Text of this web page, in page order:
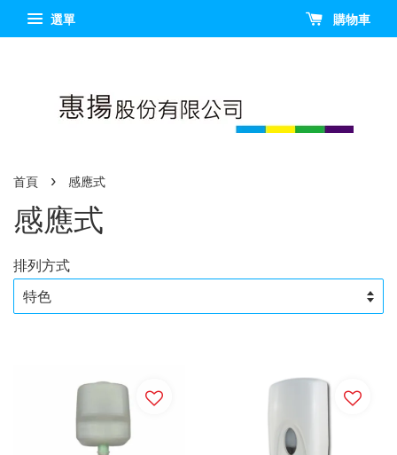
選單 購物車
首頁 › 感應式
感應式
排列方式